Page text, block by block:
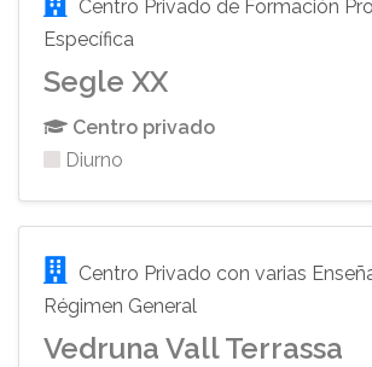
Centro Privado de Formación
Específica
Segle XX
Centro privado
Diurno
Centro Privado con varias
Régimen General
Vedruna Vall Terrassa